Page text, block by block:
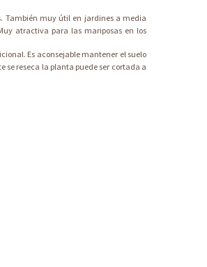
También muy útil en jardines a media
atractiva para las mariposas en los
Es aconsejable mantener el suelo
se reseca la planta puede ser cortada a